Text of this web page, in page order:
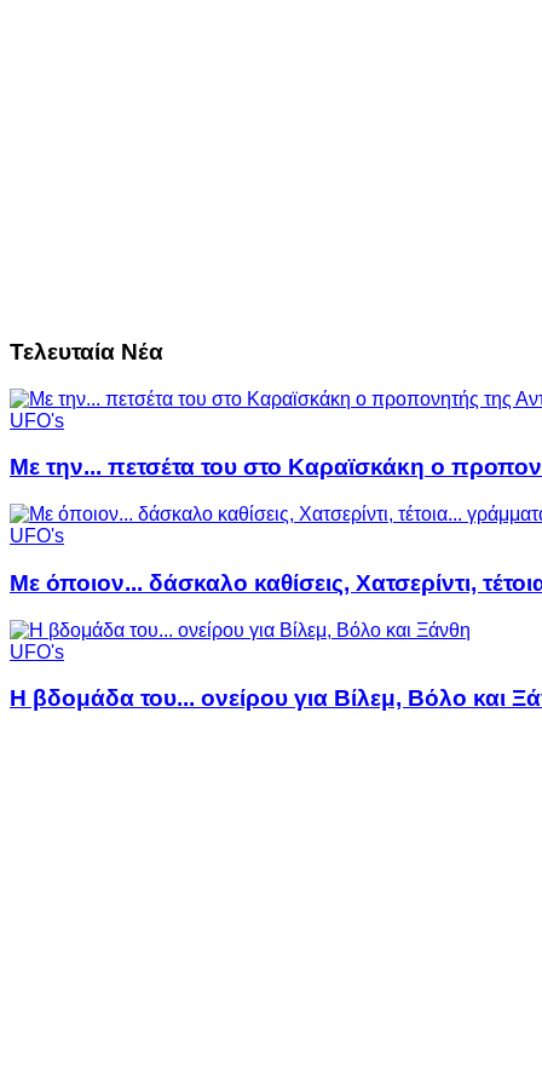
Τελευταία Νέα
UFO's
Με την... πετσέτα του στο Καραϊσκάκη ο
UFO's
Με όποιον... δάσκαλο καθίσεις, Χατσερίντι,
UFO's
Η βδομάδα του... ονείρου για Βίλεμ, Βόλο και